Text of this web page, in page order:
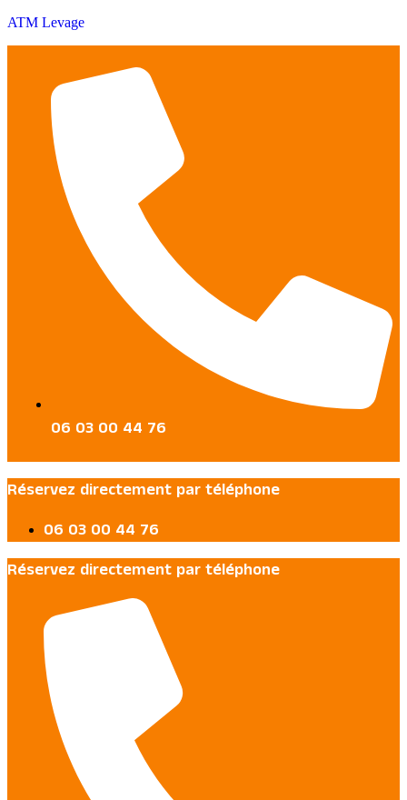
ATM Levage
06 03 00 44 76
Réservez directement par téléphone
06 03 00 44 76
Réservez directement par téléphone